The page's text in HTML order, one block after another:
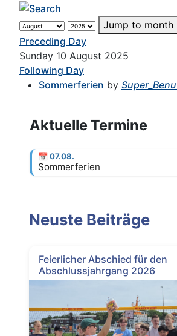
Jump to month
Preceding Day
Sunday 10 August 2025
Following Day
Sommerferien by
Aktuelle Termine
📅 07.08.
Sommerferien
Neuste Beiträge
Feierlicher Abschied für den
Abschlussjahrgang 2026